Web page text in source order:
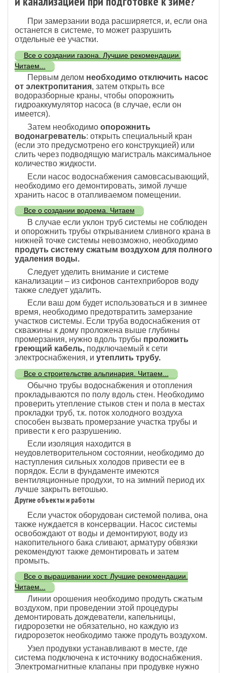
При замерзании вода расширяется, и, если она
останется в системе, то может разрушить
отдельные ее участки.
Все о создании газона. Лучшие рекомендации.
Читаем...
Первым делом необходимо отключить насос
от электропитания, затем открыть все
водоразборные краны, чтобы опорожнить
гидроаккумулятор насоса (в случае, если он
имеется).
Затем необходимо опорожнить
водонагреватель: открыть специальный кран
(если это предусмотрено его конструкцией) или
слить через подводящую магистраль максимальное
количество жидкости.
Если насос водоснабжения самовсасывающий,
необходимо его демонтировать, зимой лучше
хранить насос в отапливаемом помещении.
Все о создании водоема. Читаем
В случае если уклон труб системы не соблюден
и опорожнить трубы открыванием сливного крана в
нижней точке системы невозможно, необходимо
продуть систему сжатым воздухом для полного
удаления воды.
Следует уделить внимание и системе
канализации – из сифонов сантехприборов воду
также следует удалить.
Если ваш дом будет использоваться и в зимнее
время, необходимо предотвратить замерзание
участков системы. Если труба водоснабжения от
скважины к дому проложена выше глубины
промерзания, нужно вдоль трубы проложить
греющий кабель,подключаемый к сети
электроснабжения, и утеплить трубу.
Все о строительстве альпинария. Читаем...
Обычно трубы водоснабжения и отопления
прокладываются по полу вдоль стен. Необходимо
проверить утепление стыков стен и пола в местах
прокладки труб, т.к. поток холодного воздуха
способен вызвать промерзание участка трубы и
привести к его разрушению.
Если изоляция находится в
неудовлетворительном состоянии, необходимо до
наступления сильных холодов привести ее в
порядок. Если в фундаменте имеются
вентиляционные продухи, то на зимний период их
лучше закрыть ветошью.
Другие объекты и работы
Если участок оборудован системой полива, она
также нуждается в консервации. Насос системы
освобождают от воды и демонтируют, воду из
накопительного бака сливают, арматуру обвязки
рекомендуют также демонтировать и затем
промыть.
Все о выращивании хост. Лучшие рекомендации.
Читаем...
Линии орошения необходимо продуть сжатым
воздухом, при проведении этой процедуры
демонтировать дождеватели, капельницы,
гидророзетки не обязательно, но каждую из
гидророзеток необходимо также продуть воздухом.
Узел продувки устанавливают в месте, где
система подключена к источнику водоснабжения.
Электромагнитные клапаны при продувке нужно